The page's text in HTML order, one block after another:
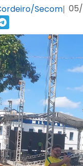
Secom|